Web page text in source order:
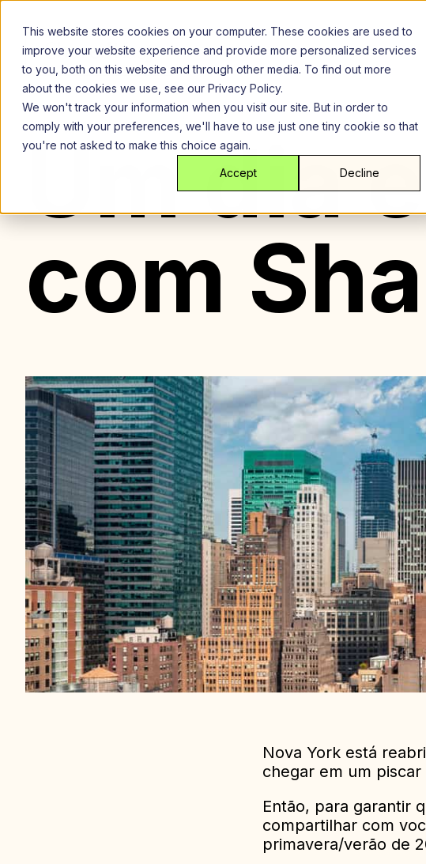
This website stores cookies on your computer. These cookies are used to
improve your website experience and provide more personalized services
to you, both on this website and through other media. To find out more
about the cookies we use, see our Privacy Policy.
We won't track your information when you visit our site. But in order to
comply with your preferences, we'll have to use just one tiny cookie so that
you're not asked to make this choice again.
Accept Decline
Ir
conteúdo
Um dia
com
Nova York está
chegar em um piscar
Então, para garantir
compartilhar com
primavera/verão de